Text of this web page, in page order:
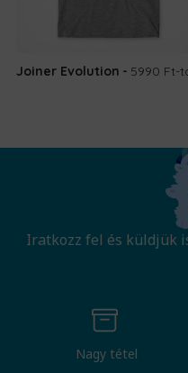
Joiner Evolution 5990 Ft-
Iratkozz fel és küldjük
Nagy tétel